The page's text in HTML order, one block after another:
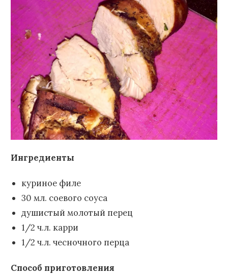
Ингредиенты
куриное филе
30 мл. соевого соуса
душистый молотый перец
1/2 ч.л. карри
1/2 ч.л. чесночного перца
Способ приготовления